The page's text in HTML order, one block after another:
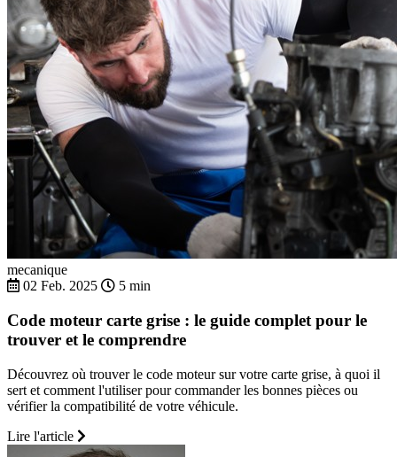
mecanique
02 Feb. 2025
5 min
Code moteur carte grise : le guide complet pour le
trouver et le comprendre
Découvrez où trouver le code moteur sur votre carte grise, à quoi il
sert et comment l'utiliser pour commander les bonnes pièces ou
vérifier la compatibilité de votre véhicule.
Lire l'article